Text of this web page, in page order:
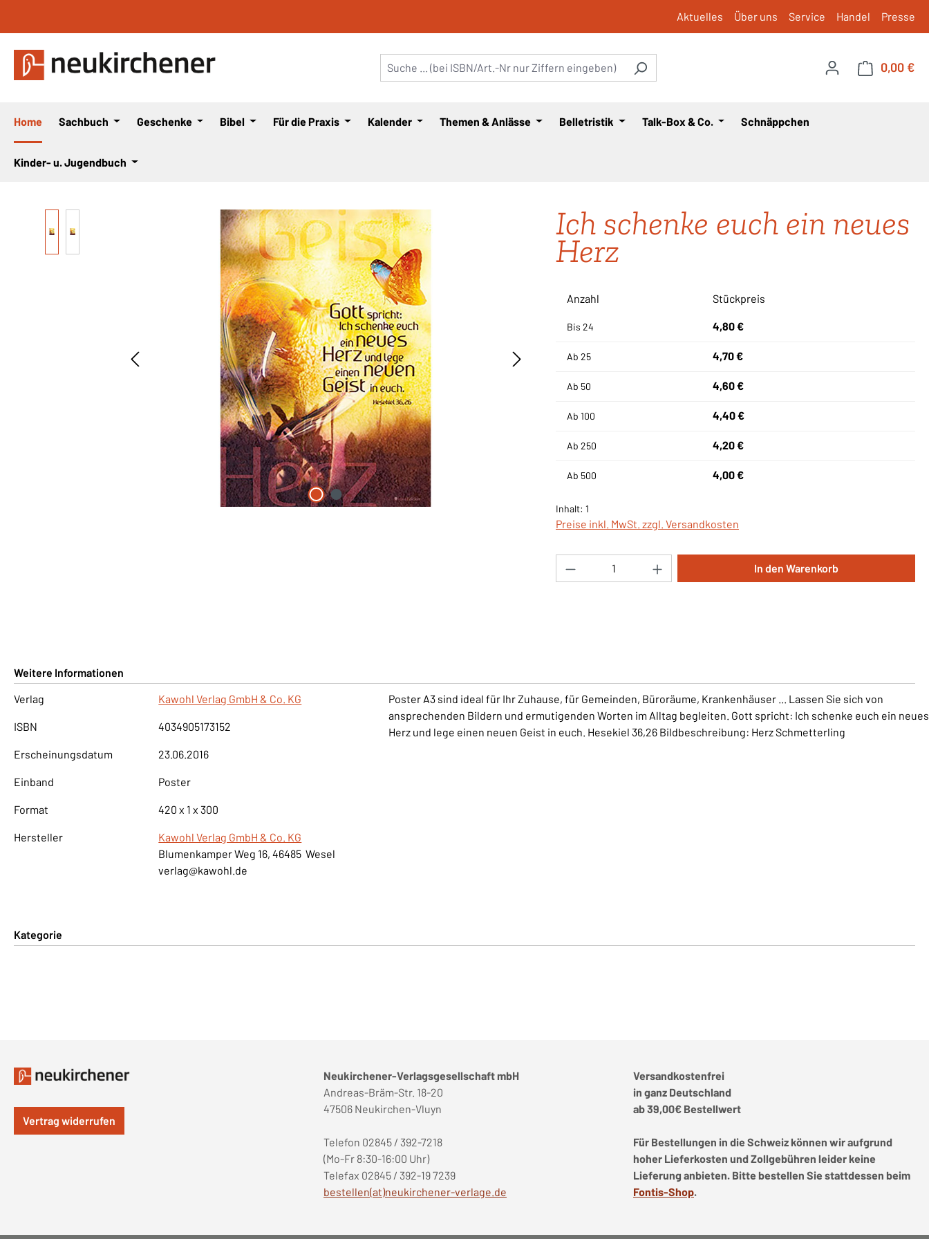
Aktuelles Über uns Service Handel Presse
0,00 €
Home Sachbuch Geschenke Bibel Für die Praxis Kalender Themen & Anlässe Belletristik Talk-Box & Co. Schnäppchen
Kinder- u. Jugendbuch
Ich schenke euch ein neues
Herz
Anzahl Stückpreis
Bis 24 4,80 €
Ab 25 4,70 €
Ab 50 4,60 €
Ab 100 4,40 €
Ab 250 4,20 €
Ab 500 4,00 €
Inhalt: 1
Preise inkl. MwSt. zzgl. Versandkosten
Produkt Anzahl: Gib den gewünschten Wert ein
In den Warenkorb
Weitere Informationen
Verlag
Kawohl Verlag GmbH & Co. KG
ISBN 4034905173152
Erscheinungsdatum 23.06.2016
Einband Poster
Format 420 x 1 x 300
Hersteller
Kawohl Verlag GmbH & Co. KG
Blumenkamper Weg 16, 46485 Wesel
verlag@kawohl.de
Poster A3 sind ideal für Ihr Zuhause, für Gemeinden, Büroräume, Krankenhäuser ... Lassen Sie sich von
ansprechenden Bildern und ermutigenden Worten im Alltag begleiten. Gott spricht: Ich schenke euch ein neues
Herz und lege einen neuen Geist in euch. Hesekiel 36,26 Bildbeschreibung: Herz Schmetterling
Kategorie
Vertrag widerrufen
Neukirchener-Verlagsgesellschaft mbH
Andreas-Bräm-Str. 18-20
47506 Neukirchen-Vluyn
Telefon 02845 / 392-7218
(Mo-Fr 8:30-16:00 Uhr)
Telefax 02845 / 392-19 7239
bestellen(at)neukirchener-verlage.de
Versandkostenfrei
in ganz Deutschland
ab 39,00€ Bestellwert
Für Bestellungen in die Schweiz können wir aufgrund
hoher Lieferkosten und Zollgebühren leider keine
Lieferung anbieten. Bitte bestellen Sie stattdessen beim
Fontis-Shop.